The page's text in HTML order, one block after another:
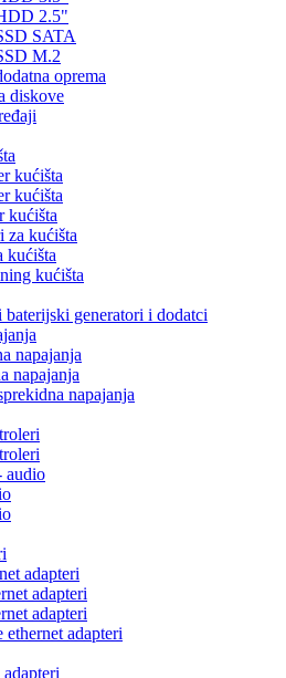
2.5"
SATA
M.2
oprema
diskove
kućišta
kućišta
kućišta
za kućišta
kućišta
kućišta
baterijski generatori i dodatci
napajanja
napajanja
napajanja
audio
adapteri
adapteri
adapteri
ethernet adapteri